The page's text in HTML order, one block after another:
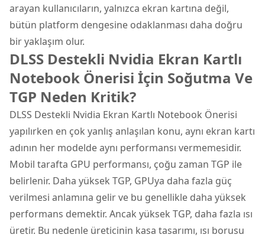
arayan kullanıcıların, yalnızca ekran kartına değil,
bütün platform dengesine odaklanması daha doğru
bir yaklaşım olur.
DLSS Destekli Nvidia Ekran Kartlı
Notebook Önerisi İçin Soğutma Ve
TGP Neden Kritik?
DLSS Destekli Nvidia Ekran Kartlı Notebook Önerisi
yapılırken en çok yanlış anlaşılan konu, aynı ekran kartı
adının her modelde aynı performansı vermemesidir.
Mobil tarafta GPU performansı, çoğu zaman TGP ile
belirlenir. Daha yüksek TGP, GPUya daha fazla güç
verilmesi anlamına gelir ve bu genellikle daha yüksek
performans demektir. Ancak yüksek TGP, daha fazla ısı
üretir. Bu nedenle üreticinin kasa tasarımı, ısı borusu